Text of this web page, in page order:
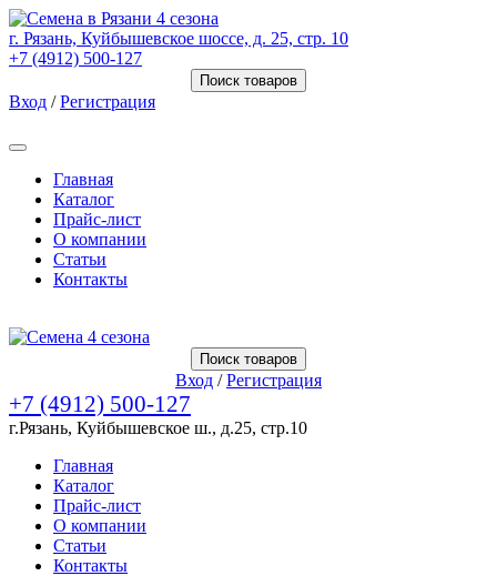
г. Рязань, Куйбышевское шоссе, д. 25, стр. 10
+7 (4912) 500-127
Поиск товаров
Вход /Регистрация
Главная
Каталог
Прайс-лист
О компании
Статьи
Контакты
Поиск товаров
Вход /Регистрация
+7 (4912) 500-127
г.Рязань, Куйбышевское ш., д.25, стр.10
Главная
Каталог
Прайс-лист
О компании
Статьи
Контакты